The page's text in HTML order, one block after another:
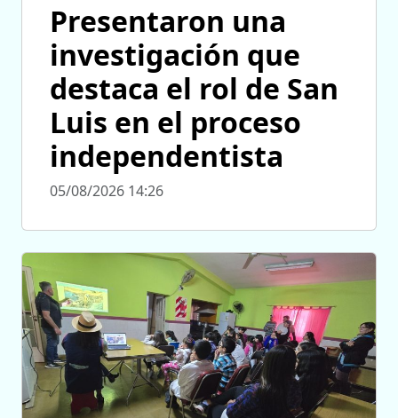
Presentaron una
investigación que
destaca el rol de San
Luis en el proceso
independentista
05/08/2026 14:26